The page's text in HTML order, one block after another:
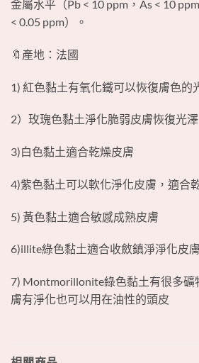
金屬水平（Pb < 10 ppm，As < 10
< 0.05 ppm）。
🔖產地：法國
1) 紅色黏土有氧化鐵可以恢復膚色的
2）玫瑰色黏土淨化脆弱皮膚恢復光澤
3)白色黏土適合乾燥皮膚
4)紫色黏土可以軟化淨化皮膚，適合
5) 黃色黏土適合敏感成熟皮膚
6)illite綠色黏土適合收斂鎮淨淨化皮膚
7) Montmorillonite綠色黏土有很多礦
膚有淨化也可以用在油性的頭皮